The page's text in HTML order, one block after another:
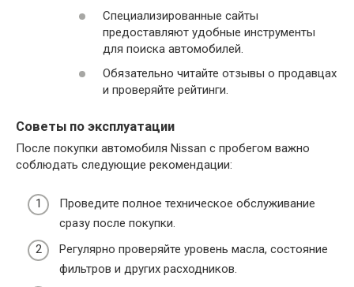
Специализированные сайты
предоставляют удобные инструменты
для поиска автомобилей.
Обязательно читайте отзывы о продавцах
и проверяйте рейтинги.
Советы по эксплуатации
После покупки автомобиля Nissan с пробегом важно
соблюдать следующие рекомендации:
Проведите полное техническое обслуживание
сразу после покупки.
Регулярно проверяйте уровень масла, состояние
фильтров и других расходников.